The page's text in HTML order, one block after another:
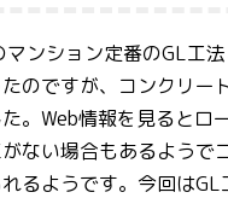
ンション定番のGL工
のですが、コンクリー
。Web情報を見るとロ
ない場合もあるようで
るようです。今回は